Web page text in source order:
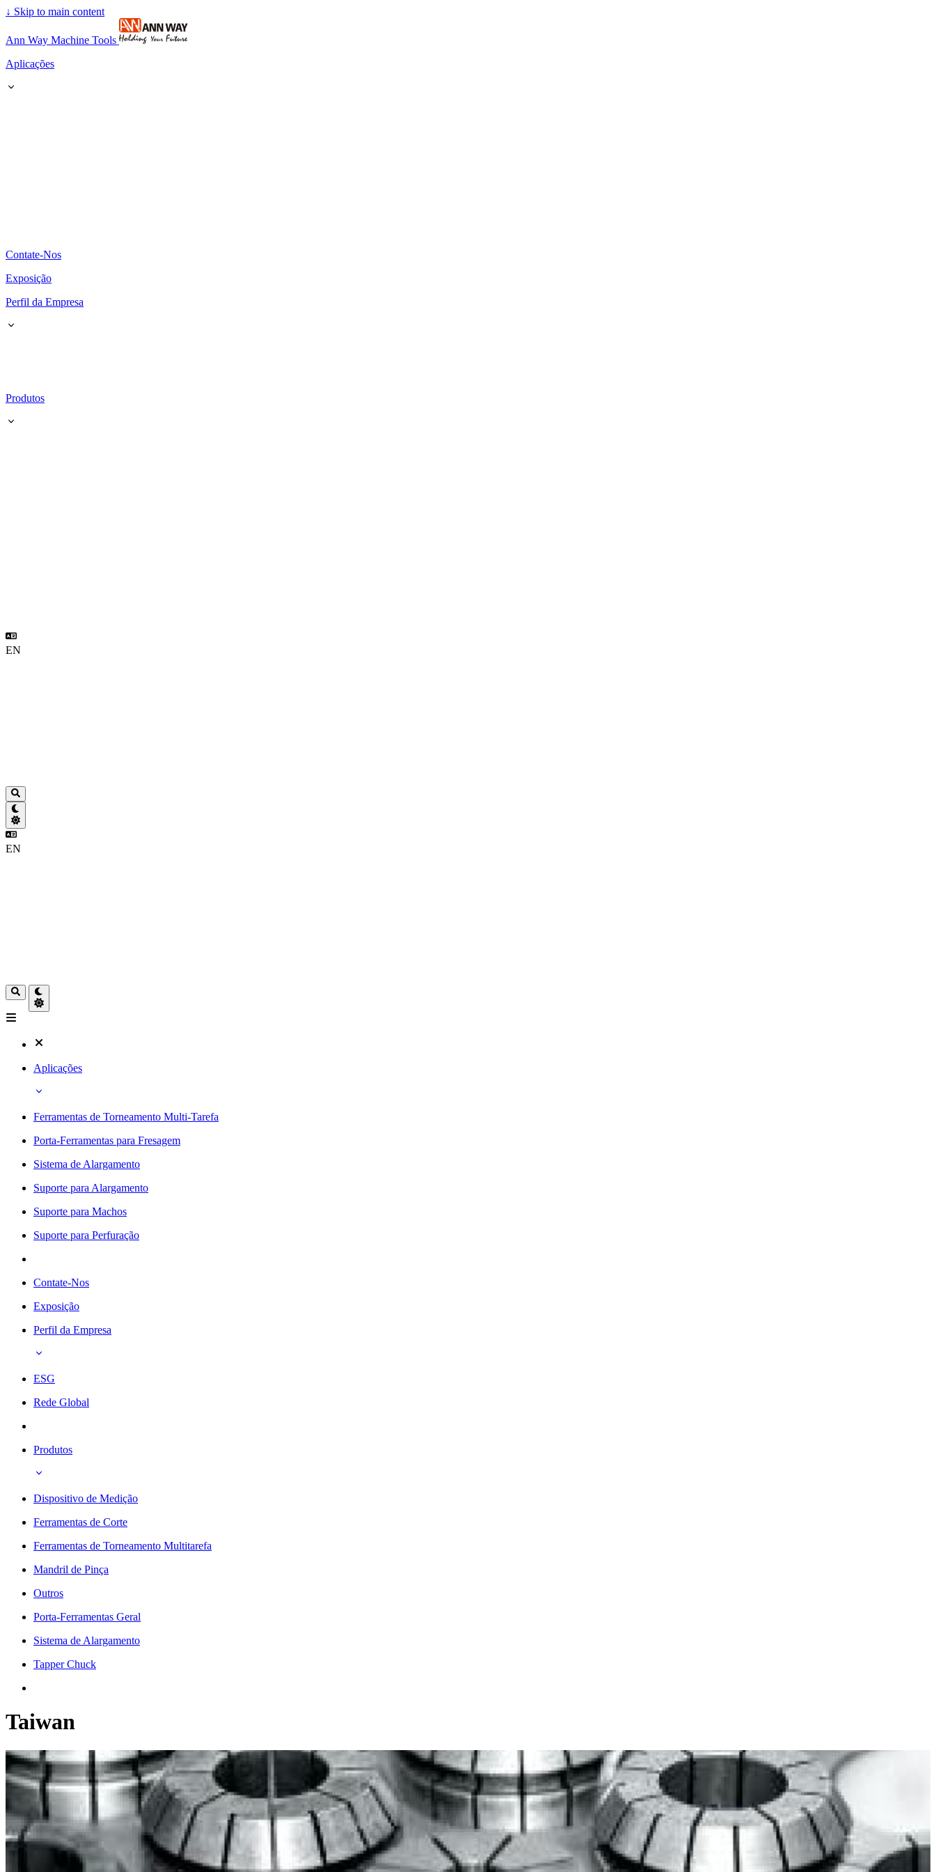
↓ Skip to main content
Ann Way Machine Tools
Aplicações
Contate-Nos
Exposição
Perfil da Empresa
Produtos
EN
EN
Aplicações
Ferramentas de Torneamento Multi-Tarefa
Porta-Ferramentas para Fresagem
Sistema de Alargamento
Suporte para Alargamento
Suporte para Machos
Suporte para Perfuração
Contate-Nos
Exposição
Perfil da Empresa
ESG
Rede Global
Produtos
Dispositivo de Medição
Ferramentas de Corte
Ferramentas de Torneamento Multitarefa
Mandril de Pinça
Outros
Porta-Ferramentas Geral
Sistema de Alargamento
Tapper Chuck
Taiwan